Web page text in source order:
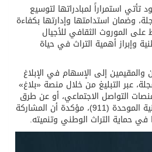
استمراراً لمبادراتها لتوسيع
وضمان استدامتها وإدارتها بكفاءة
الموروث الثقافي للأجيال
وإبراز أهمية التراث في حياة
والمقيمين إلى الإسهام في الإبلاغ
عبر التبليغ من خلال منصة «بلاغ»
التواصل الاجتماعي، أو عن طرق
الاتصال بمركز العمليات الأمنية الموحدة (911)، مؤكدة أن المشاركة
في حماية التراث الوطني وتنميته.